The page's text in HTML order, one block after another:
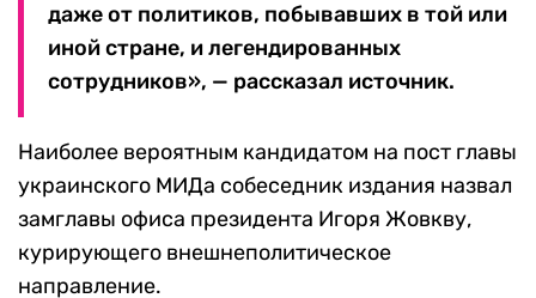
даже от политиков, побывавших в той или
иной стране, и легендированных
сотрудников», — рассказал источник.
Наиболее вероятным кандидатом на пост главы
украинского МИДа собеседник издания назвал
замглавы офиса президента Игоря Жовкву,
курирующего внешнеполитическое
направление.